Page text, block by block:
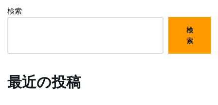
検索
検
索
最近の投稿